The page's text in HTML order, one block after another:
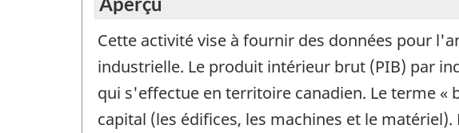
Cette activité vise à fournir des données pour
industrielle. Le produit intérieur brut (PIB) par
qui s'effectue en territoire canadien. Le terme «
capital (les édifices, les machines et le